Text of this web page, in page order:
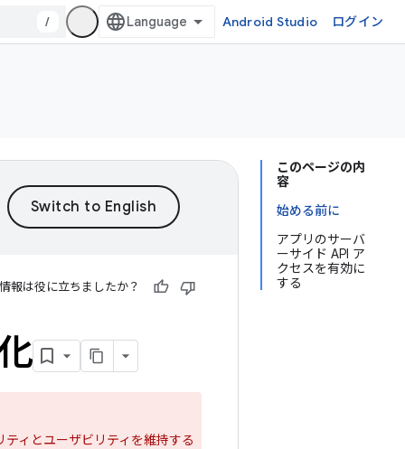
/ Android Studio ログイン
このページの内
容
始める前に
アプリのサーバ
ーサイド API ア
クセスを有効に
する
報は役に立ちましたか？
ティとユーザビリティを維持する